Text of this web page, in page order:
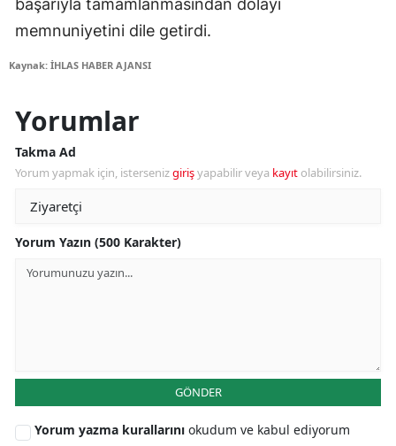
başarıyla tamamlanmasından dolayı
memnuniyetini dile getirdi.
Kaynak: İHLAS HABER AJANSI
Yorumlar
Takma Ad
Yorum yapmak için, istersenizgirişyapabilir veya kayıt olabilirsiniz.
Yorum Yazın (500 Karakter)
GÖNDER
Yorum yazma kurallarını okudum ve kabul ediyorum